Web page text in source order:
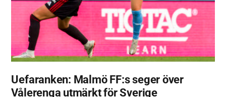
Uefaranken: Malmö FF:s seger över
Vålerenga utmärkt för Sverige